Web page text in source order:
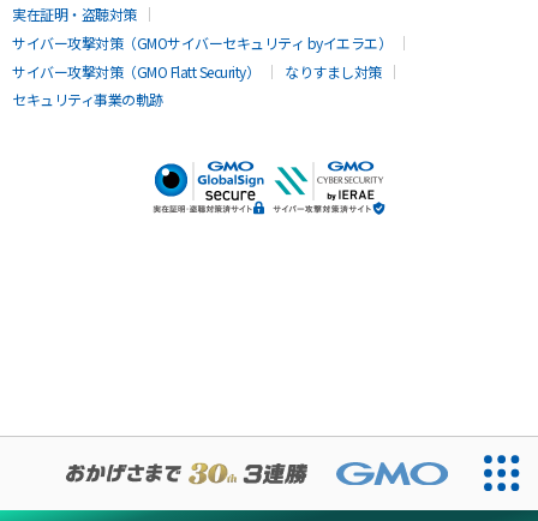
実在証明・盗聴対策
サイバー攻撃対策（GMOサイバーセキュリティ byイエラエ）
サイバー攻撃対策（GMO Flatt Security）
なりすまし対策
セキュリティ事業の軌跡